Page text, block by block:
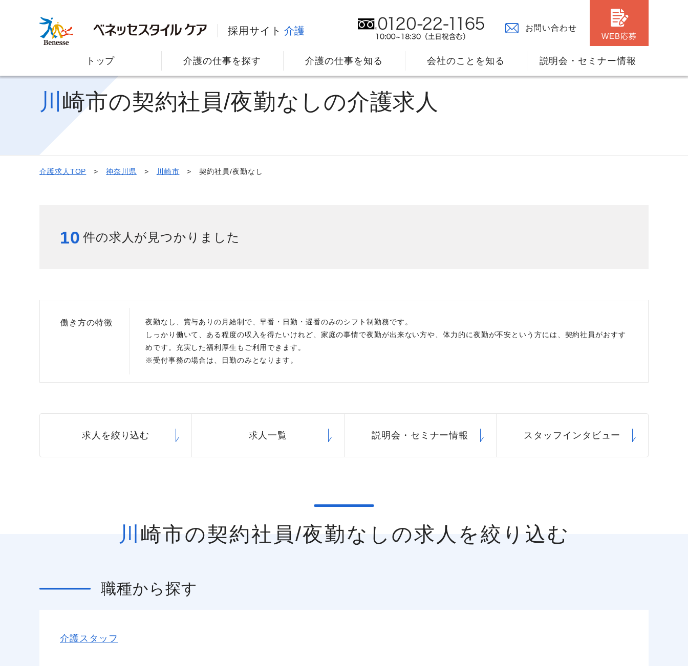
採用サイト 介護
お問い合わせ
WEB応募
トップ 介護の仕事を探す 介護の仕事を知る
給与制度 資格取得サポート制度 福利厚生
会社のことを知る
スタッフインタビュー 社員主役のプロジェクト 職場データ
説明会・セミナー情報
川崎市の契約社員/夜勤なしの介護求人
介護求人TOP 神奈川県 川崎市 契約社員/夜勤なし
10 件の求人が見つかりました
働き方の特徴
夜勤なし、賞与ありの月給制で、早番・日勤・遅番のみのシフト制勤務です。
しっかり働いて、ある程度の収入を得たいけれど、家庭の事情で夜勤が出来ない方や、体力的に夜勤が不安という方には、契約社員がおすす
めです。充実した福利厚生もご利用できます。
※受付事務の場合は、日勤のみとなります。
求人を絞り込む 求人一覧 説明会・ セミナー情報 スタッフ インタビュー
川崎市の契約社員/夜勤なしの求人を絞り込む
職種から探す
介護スタッフ